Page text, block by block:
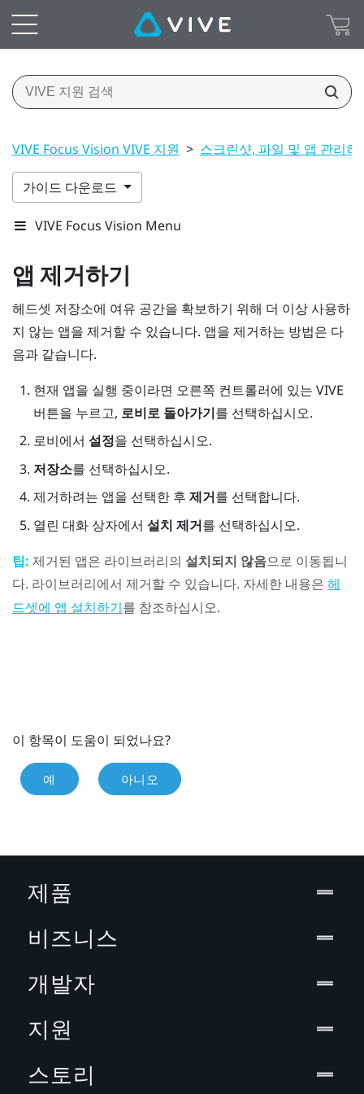
VIVE Focus Vision VIVE 지원 > 스크린샷, 파일 및 앱 관리하
가이드 다운로드
VIVE Focus Vision Menu
앱 제거하기
헤드셋 저장소에 여유 공간을 확보하기 위해 더 이상 사용하
지 않는 앱을 제거할 수 있습니다. 앱을 제거하는 방법은 다
음과 같습니다.
현재 앱을 실행 중이라면 오른쪽 컨트롤러에 있는 VIVE
버튼을 누르고, 로비로 돌아가기를 선택하십시오.
로비에서 설정을 선택하십시오.
저장소를 선택하십시오.
제거하려는 앱을 선택한 후 제거를 선택합니다.
열린 대화 상자에서 설치 제거를 선택하십시오.
팁: 제거된 앱은 라이브러리의 설치되지 않음으로 이동됩니
다. 라이브러리에서 제거할 수 있습니다. 자세한 내용은 헤
드셋에 앱 설치하기 를 참조하십시오.
이 항목이 도움이 되었나요?
예 아니오
제품
비즈니스
개발자
지원
스토리